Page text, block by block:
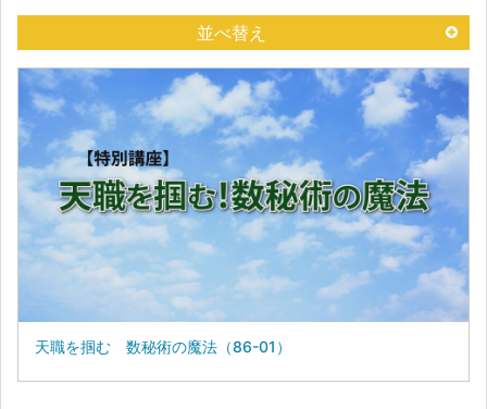
並べ替え
天職を掴む 数秘術の魔法（86-01）